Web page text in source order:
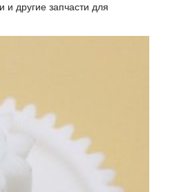
другие запчасти для